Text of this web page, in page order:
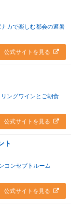
カで楽しむ都会の避暑
公式サイトを見る
ングワインとご朝食
公式サイトを見る
ト
コンセプトルーム
公式サイトを見る